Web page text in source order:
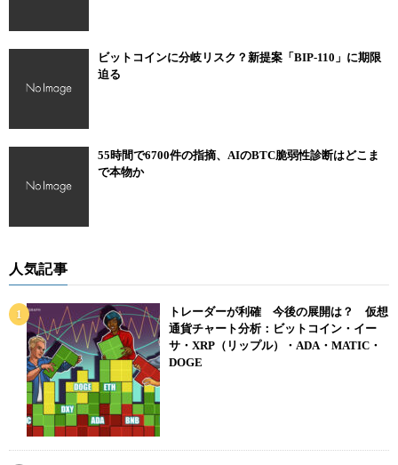
ビットコインに分岐リスク？新提案「BIP-110」に期限
迫る
55時間で6700件の指摘、AIのBTC脆弱性診断はどこま
で本物か
人気記事
トレーダーが利確 今後の展開は？ 仮想
通貨チャート分析：ビットコイン・イー
サ・XRP（リップル）・ADA・MATIC・
DOGE